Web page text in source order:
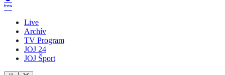
Live
Archív
TV Program
JOJ 24
JOJ Šport